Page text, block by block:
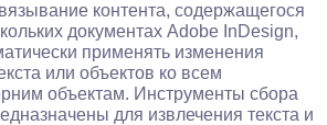
контента, содержащегося
документах Adobe InDesign,
применять изменения
или объектов ко всем
объектам. Инструменты сбора
для извлечения текста и